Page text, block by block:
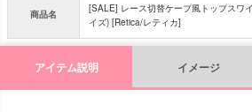
商品名
[SALE] レース切替ケープ風トップスワ
イズ) [Retica/レティカ]
アイテム説明 イメージ